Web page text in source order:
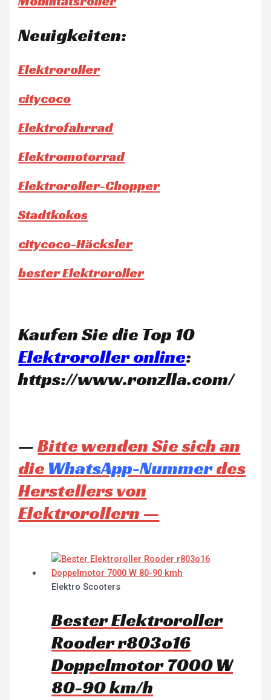
Neuigkeiten:
Elektroroller
citycoco
Elektrofahrrad
Elektromotorrad
Elektroroller-Chopper
Stadtkokos
citycoco-Häcksler
bester Elektroroller
Kaufen Sie die Top 10
Elektroroller online:
https://www.ronzlla.com/
—Bitte wenden Sie sich an
die WhatsApp-Nummerdes
Herstellers von
Elektrorollern —
Elektro Scooters
Bester Elektroroller
Rooder r803o16
Doppelmotor 7000 W
80-90 km/h